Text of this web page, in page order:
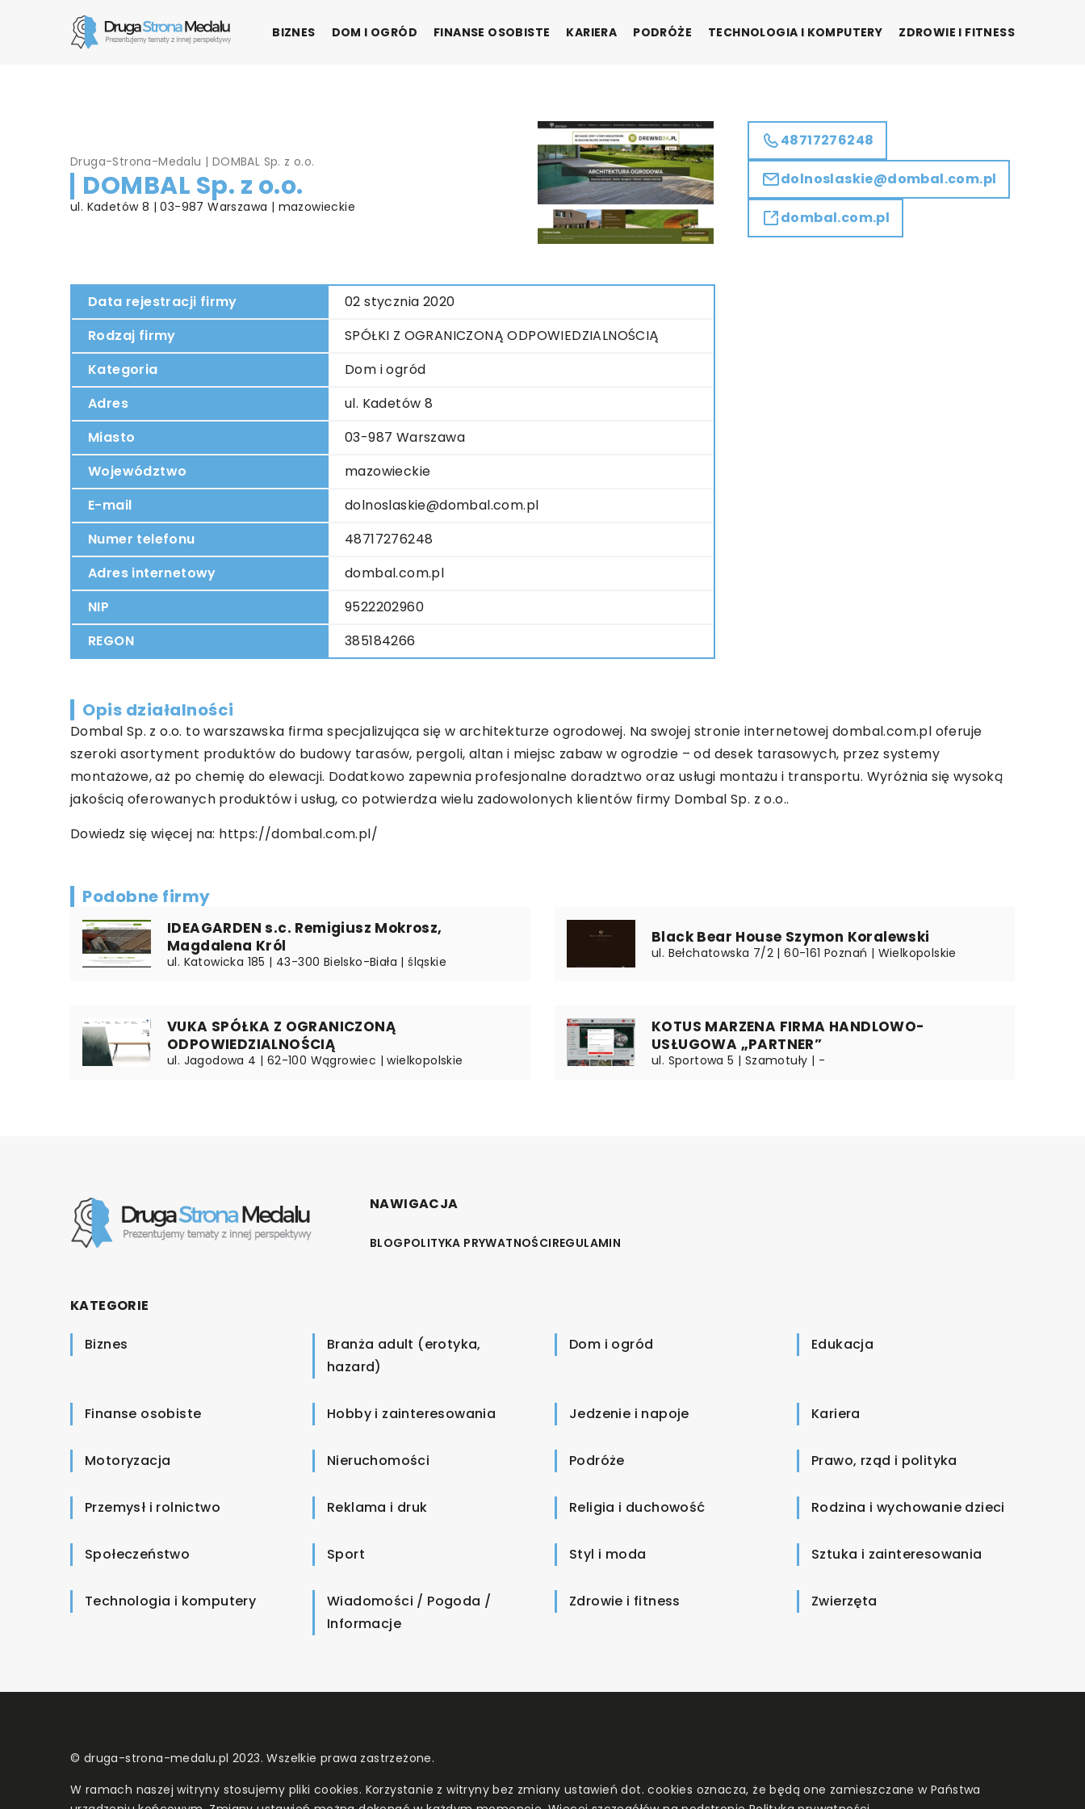
BIZNES DOM I OGRÓD FINANSE OSOBISTE KARIERA PODRÓŻE TECHNOLOGIA I KOMPUTERY ZDROWIE I FITNESS
Druga-Strona-Medalu | DOMBAL Sp. z o.o.
DOMBAL Sp. z o.o.
ul. Kadetów 8 | 03-987 Warszawa | mazowieckie
Data rejestracji firmy
02 stycznia 2020
Rodzaj firmy
SPÓŁKI Z OGRANICZONĄ ODPOWIEDZIALNOŚCIĄ
Kategoria
Dom i ogród
Adres
ul. Kadetów 8
Miasto
03-987 Warszawa
Województwo
mazowieckie
E-mail
dolnoslaskie@dombal.com.pl
Numer telefonu
48717276248
Adres internetowy
dombal.com.pl
NIP
9522202960
REGON
385184266
48717276248
dolnoslaskie@dombal.com.pl
dombal.com.pl
Opis działalności
Dombal Sp. z o.o. to warszawska firma specjalizująca się w architekturze ogrodowej. Na swojej stronie internetowej dombal.com.pl oferuje
szeroki asortyment produktów do budowy tarasów, pergoli, altan i miejsc zabaw w ogrodzie – od desek tarasowych, przez systemy
montażowe, aż po chemię do elewacji. Dodatkowo zapewnia profesjonalne doradztwo oraz usługi montażu i transportu. Wyróżnia się wysoką
jakością oferowanych produktów i usług, co potwierdza wielu zadowolonych klientów firmy Dombal Sp. z o.o..
Dowiedz się więcej na: https://dombal.com.pl/
Podobne firmy
IDEAGARDEN s.c. Remigiusz Mokrosz,
Magdalena Król
ul. Katowicka 185 | 43-300 Bielsko-Biała | śląskie
Black Bear House Szymon Koralewski
ul. Bełchatowska 7/2 | 60-161 Poznań | Wielkopolskie
VUKA SPÓŁKA Z OGRANICZONĄ
ODPOWIEDZIALNOŚCIĄ
ul. Jagodowa 4 | 62-100 Wągrowiec | wielkopolskie
KOTUS MARZENA FIRMA HANDLOWO-
USŁUGOWA „PARTNER”
ul. Sportowa 5 | Szamotuły | -
NAWIGACJA
BLOGPOLITYKA PRYWATNOŚCIREGULAMIN
KATEGORIE
Biznes
Branża adult (erotyka,
hazard)
Dom i ogród Edukacja
Finanse osobiste Hobby i zainteresowania Jedzenie i napoje Kariera
Motoryzacja Nieruchomości Podróże Prawo, rząd i polityka
Przemysł i rolnictwo Reklama i druk Religia i duchowość Rodzina i wychowanie dzieci
Społeczeństwo Sport Styl i moda Sztuka i zainteresowania
Technologia i komputery
Wiadomości / Pogoda /
Informacje
Zdrowie i fitness Zwierzęta
© druga-strona-medalu.pl 2023. Wszelkie prawa zastrzeżone.
W ramach naszej witryny stosujemy pliki cookies. Korzystanie z witryny bez zmiany ustawień dot. cookies oznacza, że będą one zamieszczane w Państwa